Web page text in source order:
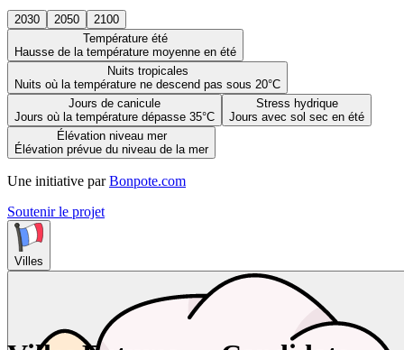
2030 2050
2100
Température été
Hausse de la température moyenne en été
Nuits tropicales
Nuits où la température ne descend pas sous 20°C
Jours de canicule
Jours où la température dépasse 35°C
Stress hydrique
Jours avec sol sec en été
Élévation niveau mer
Élévation prévue du niveau de la mer
Une initiative par Bonpote.com
Soutenir le projet
Villes